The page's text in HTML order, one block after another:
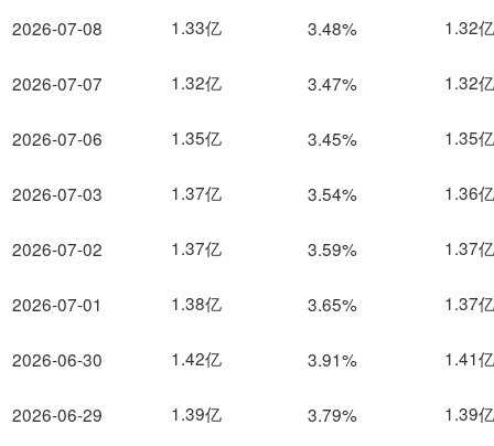
2026-07-08
2026-07-07
2026-07-06
2026-07-03
2026-07-02
2026-07-01
2026-06-30
2026-06-29
1.33亿 3.48% 1.32亿
1.32亿 3.47% 1.32亿
1.35亿 3.45% 1.35亿
1.37亿 3.54% 1.36亿
1.37亿 3.59% 1.37亿
1.38亿 3.65% 1.37亿
1.42亿 3.91% 1.41亿
1.39亿 3.79% 1.39亿